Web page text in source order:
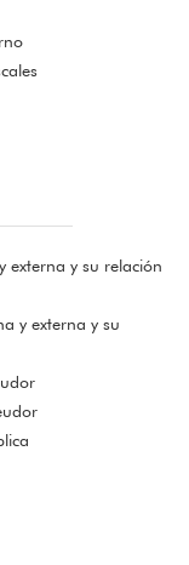
externa y su relación
y externa y su